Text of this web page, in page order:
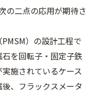
の二点の応用が期待さ
）の設計工程で
を回転子・固定子鉄
施されているケース
、フラックスメータ